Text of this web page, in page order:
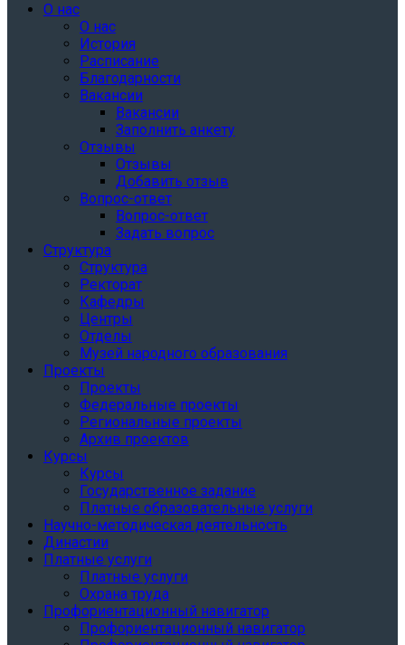
О нас
О нас
История
Расписание
Благодарности
Вакансии
Вакансии
Заполнить анкету
Отзывы
Отзывы
Добавить отзыв
Вопрос-ответ
Вопрос-ответ
Задать вопрос
Структура
Структура
Ректорат
Кафедры
Центры
Отделы
Музей народного образования
Проекты
Проекты
Федеральные проекты
Региональные проекты
Архив проектов
Курсы
Курсы
Государственное задание
Платные образовательные услуги
Научно-методическая деятельность
Династии
Платные услуги
Платные услуги
Охрана труда
Профориентационный навигатор
Профориентационный навигатор